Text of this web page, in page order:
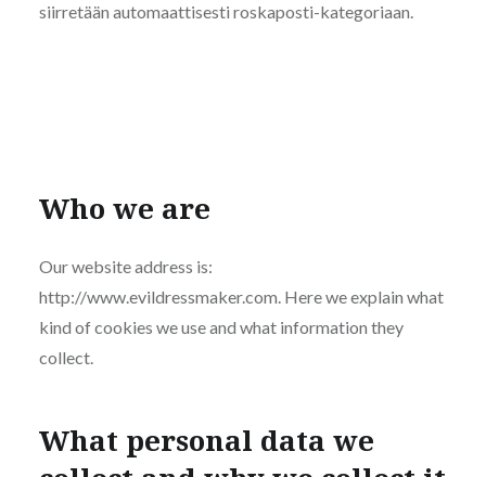
siirretään automaattisesti roskaposti-kategoriaan.
Who we are
Our website address is:
http://www.evildressmaker.com. Here we explain what
kind of cookies we use and what information they
collect.
What personal data we